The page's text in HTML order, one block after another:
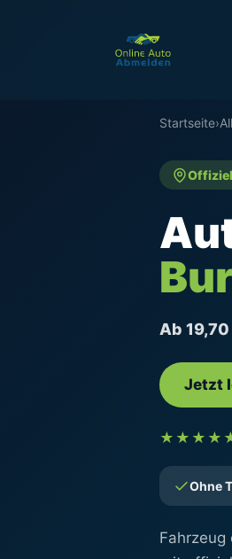
Startseite›
Ab
Jetzt
Ohne